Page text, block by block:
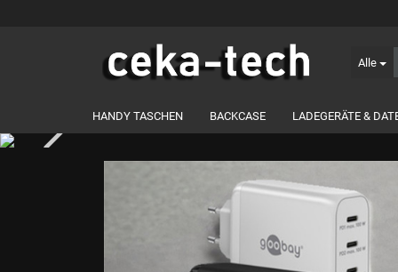
Alle
HANDY TASCHEN BACKCASE LADEGERÄTE &